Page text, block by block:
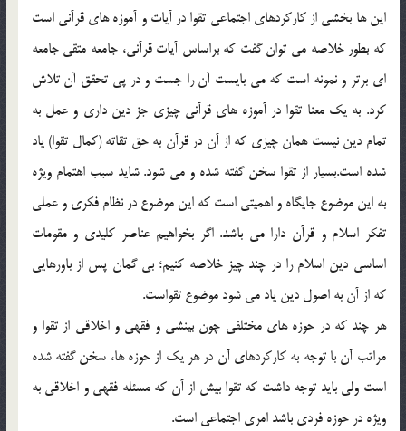
اين ها بخشي از كاركردهاي اجتماعي تقوا در آيات و آموزه هاي قرآني است
كه بطور خلاصه مي توان گفت كه براساس آيات قرآني، جامعه متقي جامعه
اي برتر و نمونه است كه مي بايست آن را جست و در پي تحقق آن تلاش
كرد. به يك معنا تقوا در آموزه هاي قرآني چيزي جز دين داري و عمل به
تمام دين نيست همان چيزي كه از آن در قرآن به حق تقاته (كمال تقوا) ياد
شده است.بسيار از تقوا سخن گفته شده و مي شود. شايد سبب اهتمام ويژه
به اين موضوع جايگاه و اهميتي است كه اين موضوع در نظام فكري و عملي
تفكر اسلام و قرآن دارا مي باشد. اگر بخواهيم عناصر كليدي و مقومات
اساسي دين اسلام را در چند چيز خلاصه كنيم؛ بي گمان پس از باورهايي
كه از آن به اصول دين ياد مي شود موضوع تقواست.
هر چند كه در حوزه هاي مختلفي چون بينشي و فقهي و اخلاقي از تقوا و
مراتب آن با توجه به كاركردهاي آن در هر يك از حوزه ها، سخن گفته شده
است ولي بايد توجه داشت كه تقوا بيش از آن كه مسئله فقهي و اخلاقي به
ويژه در حوزه فردي باشد امري اجتماعي است.